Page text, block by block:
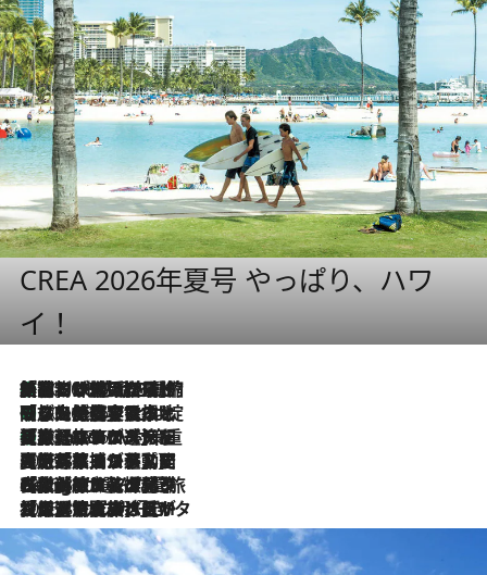
CREA 2026年夏号 やっぱり、ハワ
イ！
2026.8.6
「荷物が増えるほど旅ストレスは増す」美容ジャーナリストがたどり着いた最終結論。“化粧品を劇的に減らす”感動の凝縮美容とは
2026.8.6
「旅先には金髪ウィッグを持参」日本と同じメイクでは損してる!? 美容ジャーナリストが提案する“掟破りの旅美容”とは
2026.8.6
【厳選旅コスメ】「身軽さ＆UV対策重視！」ヘアアーティストshucoが選んだ夏旅ベストコスメを発表【Mサイズジップ】
2026.8.5
【厳選旅コスメ】国内をあちこち移動する河井菜摘が選んだ夏旅ベストコスメ発表！「リラックスアイテムはマスト」【Mサイズジップ】
2026.8.4
【厳選旅コスメ】「紫外線＆乾燥対策しながらメイク感も！」ヘア＆メイクGeorgeが選んだ夏旅ベストコスメを発表！【Mサイズジップ】
2026.8.3
【厳選旅コスメ】「保湿もタイパ重視！」“サウナ好き”タレント清水みさとが愛用する夏旅ベストコスメを発表！【Mサイズジップ】